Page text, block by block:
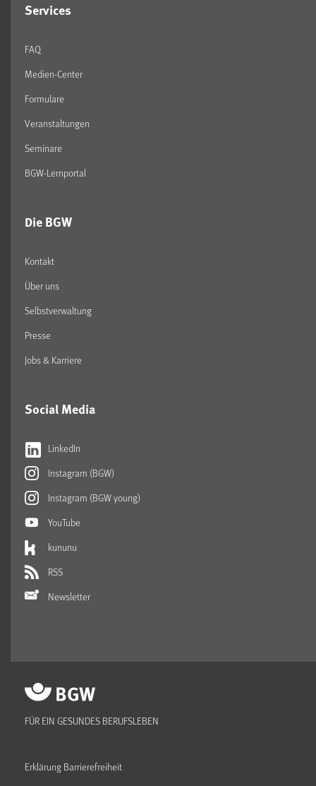
Services
FAQ
Medien-Center
Formulare
Veranstaltungen
Seminare
BGW-Lernportal
Die BGW
Kontakt
Über uns
Selbstverwaltung
Presse
Jobs & Karriere
Social Media
LinkedIn
Instagram (BGW)
Instagram (BGW young)
YouTube
kununu
RSS
Newsletter
FÜR EIN GESUNDES BERUFSLEBEN
Erklärung Barrierefreiheit